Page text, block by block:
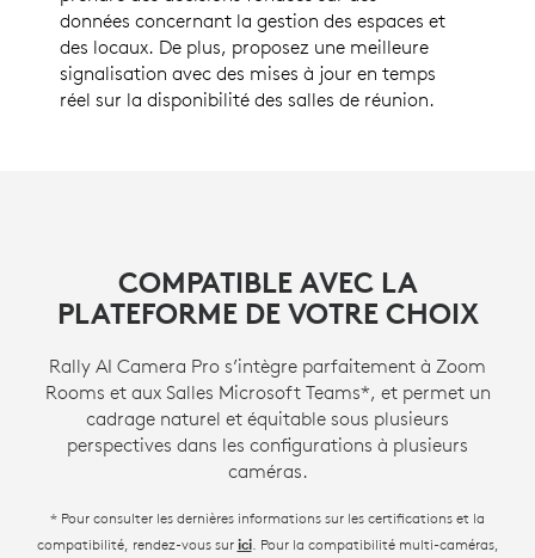
données concernant la gestion des espaces et
des locaux. De plus, proposez une meilleure
signalisation avec des mises à jour en temps
réel sur la disponibilité des salles de réunion.
COMPATIBLE AVEC LA
PLATEFORME DE VOTRE CHOIX
Rally AI Camera Pro s’intègre parfaitement à Zoom
Rooms et aux Salles Microsoft Teams*, et permet un
cadrage naturel et équitable sous plusieurs
perspectives dans les configurations à plusieurs
caméras.
* Pour consulter les dernières informations sur les certifications et la
compatibilité, rendez-vous sur ici. Pour la compatibilité multi-caméras,